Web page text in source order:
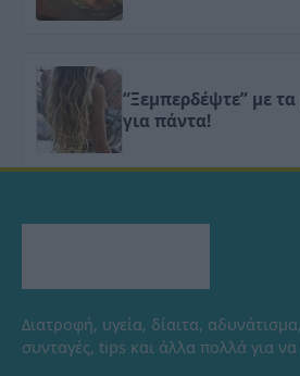
“Ξεμπερδέψτε” με
για πάντα!
Διατροφή, υγεία, δίαιτα,
συνταγές, tips και άλλα πολλά για